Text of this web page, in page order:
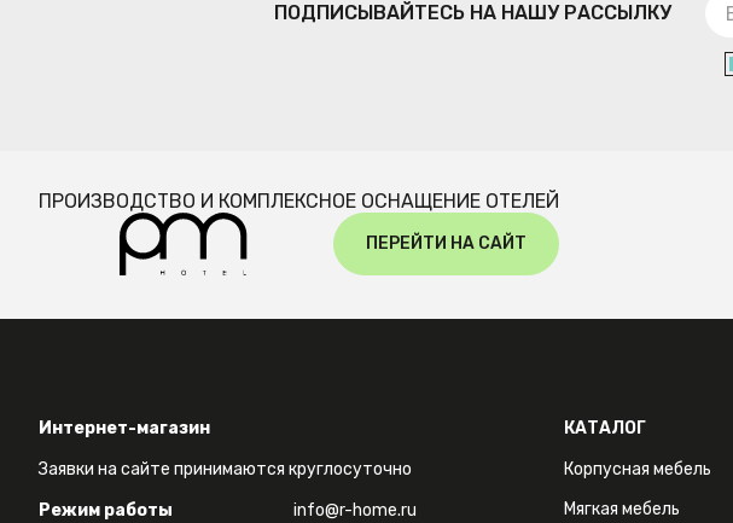
ПОДПИСЫВАЙТЕСЬ НА НАШУ РАССЫЛКУ
ПРОИЗВОДСТВО И КОМПЛЕКСНОЕ ОСНАЩЕНИЕ ОТЕЛЕЙ
ПЕРЕЙТИ НА САЙТ
Интернет-магазин
Заявки на сайте принимаются круглосуточно
Режим работы
info@r-home.ru
КАТАЛОГ
Корпусная мебель
Мягкая мебель